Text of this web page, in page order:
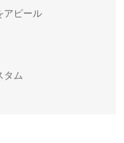
アピール
タム